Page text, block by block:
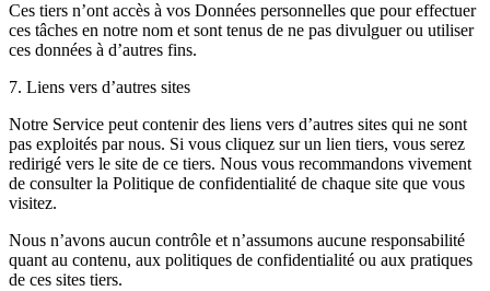
Ces tiers n’ont accès à vos Données personnelles que pour effectuer
ces tâches en notre nom et sont tenus de ne pas divulguer ou utiliser
ces données à d’autres fins.
7. Liens vers d’autres sites
Notre Service peut contenir des liens vers d’autres sites qui ne sont
pas exploités par nous. Si vous cliquez sur un lien tiers, vous serez
redirigé vers le site de ce tiers. Nous vous recommandons vivement
de consulter la Politique de confidentialité de chaque site que vous
visitez.
Nous n’avons aucun contrôle et n’assumons aucune responsabilité
quant au contenu, aux politiques de confidentialité ou aux pratiques
de ces sites tiers.